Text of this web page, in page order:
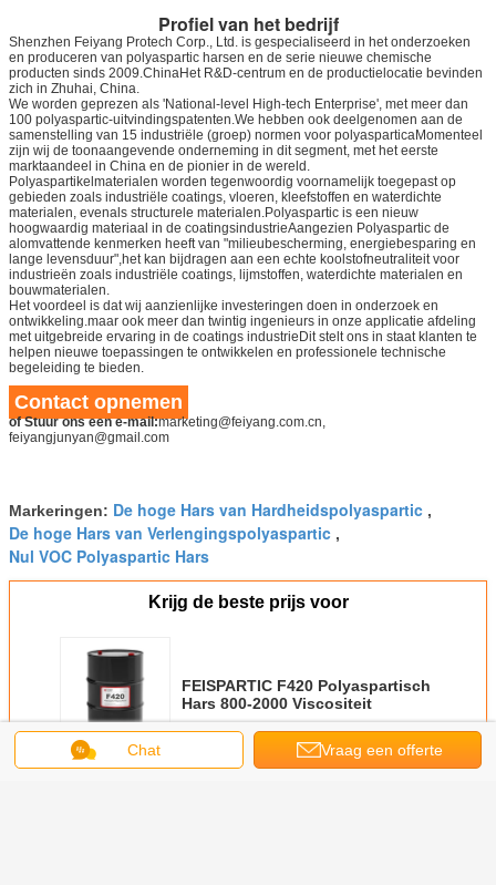
Profiel van het bedrijf
Shenzhen Feiyang Protech Corp., Ltd. is gespecialiseerd in het onderzoeken
en produceren van polyaspartic harsen en de serie nieuwe chemische
producten sinds 2009.ChinaHet R&D-centrum en de productielocatie bevinden
zich in Zhuhai, China.
We worden geprezen als 'National-level High-tech Enterprise', met meer dan
100 polyaspartic-uitvindingspatenten.We hebben ook deelgenomen aan de
samenstelling van 15 industriële (groep) normen voor polyasparticaMomenteel
zijn wij de toonaangevende onderneming in dit segment, met het eerste
marktaandeel in China en de pionier in de wereld.
Polyaspartikelmaterialen worden tegenwoordig voornamelijk toegepast op
gebieden zoals industriële coatings, vloeren, kleefstoffen en waterdichte
materialen, evenals structurele materialen.Polyaspartic is een nieuw
hoogwaardig materiaal in de coatingsindustrieAangezien Polyaspartic de
alomvattende kenmerken heeft van "milieubescherming, energiebesparing en
lange levensduur",het kan bijdragen aan een echte koolstofneutraliteit voor
industrieën zoals industriële coatings, lijmstoffen, waterdichte materialen en
bouwmaterialen.
Het voordeel is dat wij aanzienlijke investeringen doen in onderzoek en
ontwikkeling.maar ook meer dan twintig ingenieurs in onze applicatie afdeling
met uitgebreide ervaring in de coatings industrieDit stelt ons in staat klanten te
helpen nieuwe toepassingen te ontwikkelen en professionele technische
begeleiding te bieden.
Contact opnemen
of Stuur ons een e-mail:marketing@feiyang.com.cn,
feiyangjunyan@gmail.com
Markeringen: De hoge Hars van Hardheidspolyaspartic ,
De hoge Hars van Verlengingspolyaspartic ,
Nul VOC Polyaspartic Hars
Krijg de beste prijs voor
FEISPARTIC F420 Polyaspartisch
Hars 800-2000 Viscositeit
Doorgaan
Chat Vraag een offerte